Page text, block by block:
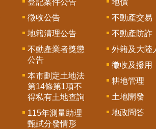
徵收公告
地籍清理公告
不動產業者獎懲
公告
本市劃定土地法
第14條第1項不
得私有土地查詢
115年測量助理
甄試分發情形
不動產交易
不動產防詐
外籍及大陸
徵收及撥用
耕地管理
土地開發
地政問答